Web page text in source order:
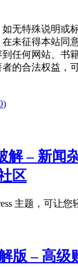
无特殊说明或
未征得本站同
任何网站、书
的合法权益，
)
解 – 新闻
区
主题，可让
版 – 高级